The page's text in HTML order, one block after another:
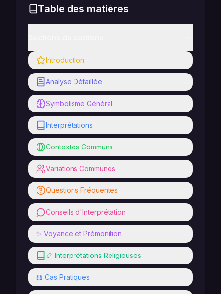
Table des matières
Introduction
Analyse Détaillée
Symbolisme Général
Interprétations
Contextes Communs
Variations Communes
Questions Fréquentes
Conseils d'Interprétation
✨ Voyance et Prémonition
📿 Interprétations Religieuses
📖 Cas Pratiques